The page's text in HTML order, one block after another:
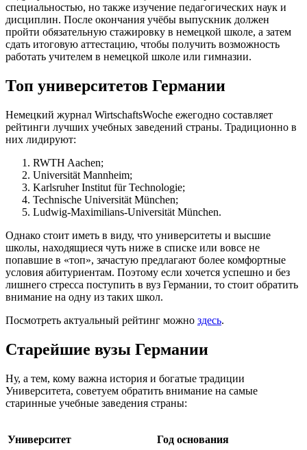
специальностью, но также изучение педагогических наук и
дисциплин. После окончания учёбы выпускник должен
пройти обязательную стажировку в немецкой школе, а затем
сдать итоговую аттестацию, чтобы получить возможность
работать учителем в немецкой школе или гимназии.
Топ университетов Германии
Немецкий журнал WirtschaftsWoche ежегодно составляет
рейтинги лучших учебных заведений страны. Традиционно в
них лидируют:
RWTH Aachen;
Universität Mannheim;
Karlsruher Institut für Technologie;
Technische Universität München;
Ludwig-Maximilians-Universität München.
Однако стоит иметь в виду, что университеты и высшие
школы, находящиеся чуть ниже в списке или вовсе не
попавшие в «топ», зачастую предлагают более комфортные
условия абитуриентам. Поэтому если хочется успешно и без
лишнего стресса поступить в вуз Германии, то стоит обратить
внимание на одну из таких школ.
Посмотреть актуальный рейтинг можно здесь.
Старейшие вузы Германии
Ну, а тем, кому важна история и богатые традиции
Университета, советуем обратить внимание на самые
старинные учебные заведения страны:
Университет Год основания